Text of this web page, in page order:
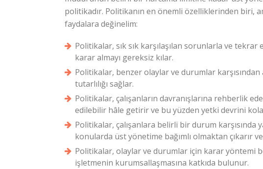
politikadır. Politikanın en önemli özelliklerinden biri,
faydalara değinelim:
Politikalar, sık sık karşılaşılan sorunlarla ve
karar almayı gereksiz kılar.
Politikalar, benzer olaylar ve durumlar karşısından
tutarlılığı sağlar.
Politikalar, çalışanların davranışlarına rehberlik
edilebilir hâle getirir ve bu yüzden yetki devrini
Politikalar, çalışanlara belirli bir durum
konularda üst yönetime bağımlı olmaktan çıkarır
Politikalar, olaylar ve durumlar için karar yöntemi
işletmenin kurumsallaşmasına katkıda bulunur.